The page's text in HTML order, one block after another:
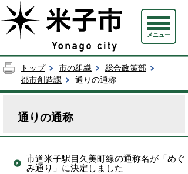
メニュー
トップ 市の組織
総合政策部
都市創造課
通りの通称
通りの通称
市道米子駅目久美町線の通称名が「めぐ
み通り」に決定しました